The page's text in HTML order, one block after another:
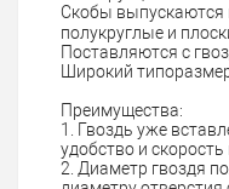
Скобы выпускаются
полукруглые и
Поставляются с
Широкий
Преимущества:
1. Гвоздь уже
удобство и
2. Диаметр гвоздя